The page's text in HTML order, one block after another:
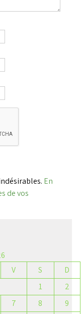
En
de vos
V S
D
1
2
7 8
9